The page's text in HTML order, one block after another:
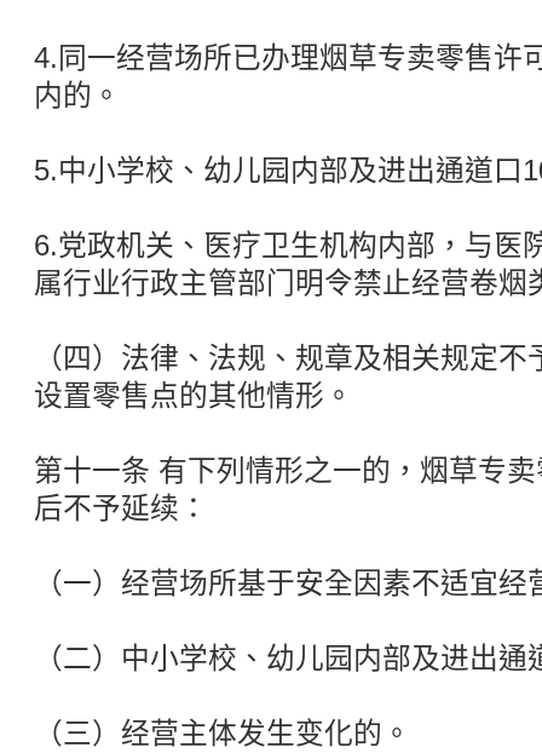
4.同一经营场所已办理烟草专卖零售许
内的。
5.中小学校、幼儿园内部及进出通道口
6.党政机关、医疗卫生机构内部，与医
属行业行政主管部门明令禁止经营卷烟
（四）法律、法规、规章及相关规定
设置零售点的其他情形。
第十一条 有下列情形之一的，烟草专
后不予延续：
（一）经营场所基于安全因素不适宜经
（二）中小学校、幼儿园内部及进出
（三）经营主体发生变化的。